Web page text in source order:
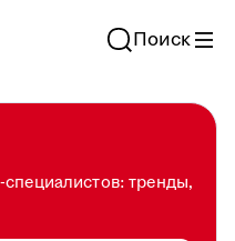
Поиск
специалистов: тренды,